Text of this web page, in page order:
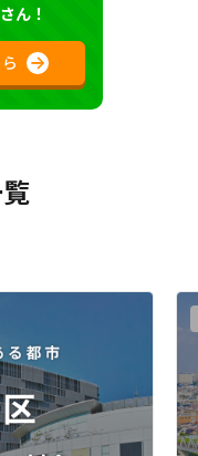
ん！